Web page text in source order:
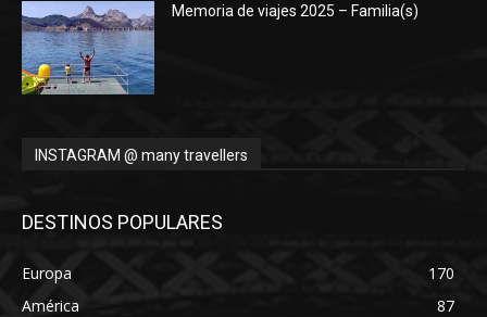
Memoria de viajes 2025 – Familia(s)
INSTAGRAM @ many travellers
DESTINOS POPULARES
Europa
170
América
87